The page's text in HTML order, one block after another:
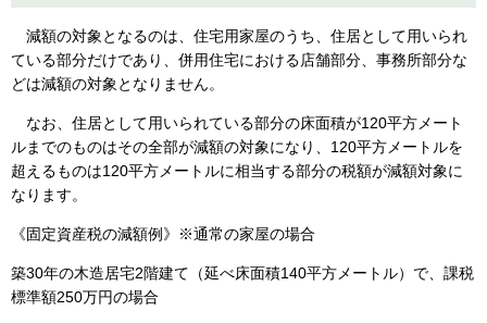
減額の対象となるのは、住宅用家屋のうち、住居として用いられ
ている部分だけであり、併用住宅における店舗部分、事務所部分な
どは減額の対象となりません。
なお、住居として用いられている部分の床面積が120平方メート
ルまでのものはその全部が減額の対象になり、120平方メートルを
超えるものは120平方メートルに相当する部分の税額が減額対象に
なります。
《固定資産税の減額例》※通常の家屋の場合
築30年の木造居宅2階建て（延べ床面積140平方メートル）で、課税
標準額250万円の場合